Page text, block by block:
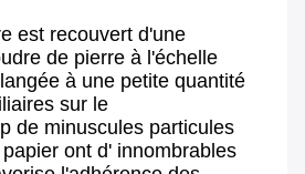
est recouvert d'une
de pierre à l'échelle
à une petite quantité
sur le
de minuscules particules
ont d' innombrables